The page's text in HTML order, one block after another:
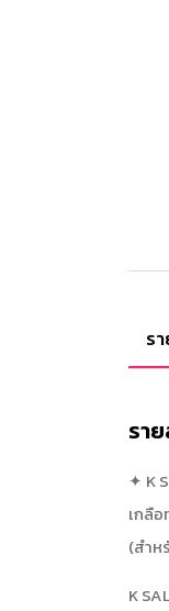
ร
รา
✦ K
เกลื
(สำห
K